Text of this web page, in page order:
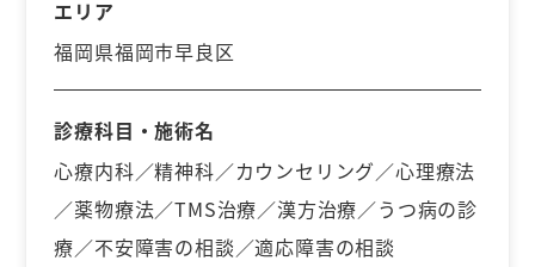
エリア
福岡県福岡市早良区
診療科目・施術名
心療内科／精神科／カウンセリング／心理療法
／薬物療法／TMS治療／漢方治療／うつ病の診
療／不安障害の相談／適応障害の相談